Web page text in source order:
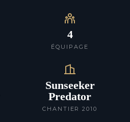
4
ÉQUIPAGE
Sunseeker
Predator
CHANTIER 2010